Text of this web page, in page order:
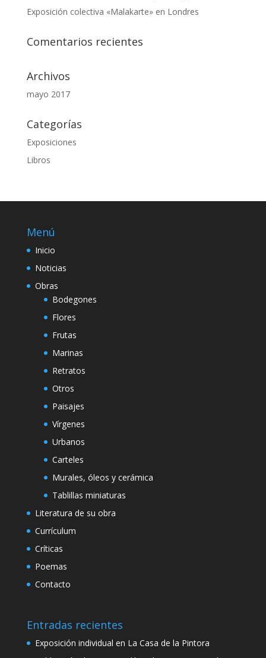
Exposición colectiva «Malakarte» en Londres
Comentarios recientes
Archivos
mayo 2017
Categorías
Exposiciones
Libros
Menú
Inicio
Noticias
Obras
Bodegones
Flores
Frutas
Marinas
Retratos
Otros
Paisajes
Vírgenes
Urbanos
Carteles
Murales, óleos y cerámica
Tablillas miniaturas
Literatura de su obra
Currículum
Críticas
Poemas
Contacto
Entradas recientes
Exposición individual en La Casa de la Pintora